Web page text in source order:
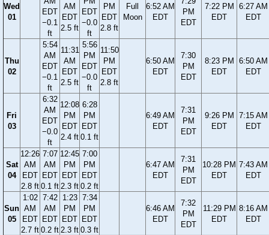
Wed
01
EDT
−0.1
ft
AM
EDT
2.5 ft
EDT
−0.0
ft
PM
EDT
2.8 ft
Full
Moon
6:52 AM
EDT
PM
EDT
7:22 PM
EDT
6:27 AM
EDT
Thu
02
5:54
AM
EDT
−0.1
ft
11:31
AM
EDT
2.5 ft
5:56
PM
EDT
−0.0
ft
11:50
PM
EDT
2.8 ft
6:50 AM
EDT
7:30
PM
EDT
8:23 PM
EDT
6:50 AM
EDT
Fri
03
6:32
AM
EDT
−0.0
ft
12:08
PM
EDT
2.4 ft
6:28
PM
EDT
0.1 ft
6:49 AM
EDT
7:31
PM
EDT
9:26 PM
EDT
7:15 AM
EDT
Sat
04
12:26
AM
EDT
2.8 ft
7:07
AM
EDT
0.1 ft
12:45
PM
EDT
2.3 ft
7:00
PM
EDT
0.2 ft
6:47 AM
EDT
7:31
PM
EDT
10:28 PM
EDT
7:43 AM
EDT
Sun
05
1:02
AM
EDT
2.7 ft
7:42
AM
EDT
0.2 ft
1:23
PM
EDT
2.3 ft
7:34
PM
EDT
0.3 ft
6:46 AM
EDT
7:32
PM
EDT
11:29 PM
EDT
8:16 AM
EDT